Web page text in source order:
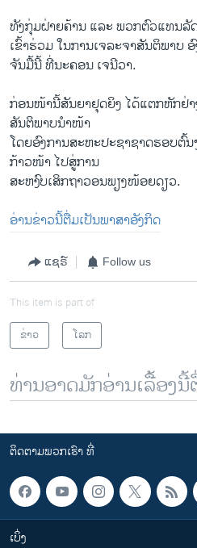
ທັງກຸ່ມຝ່າຍຄ້ານ ແລະ ພວກຕົວແທນລັ
ເຂົ້າຮ່ວມ ໃນການເຈລະຈາສັນຕິພາບ
ຈັນມື້ນີ້ ທີ່ນະຄອນ ເຈນີວາ.
ກ່ອນໜ້ານີ້ສັນຍາຢຸດຍິງ ໄດ້ແຕກຫັກຢ່າ
ສັນຕິພາບນຳໜ້າ
ໂດຍອົງການສະຫະປະຊາຊາດຮອບຕົ້
ກ້າວໜ້າ ໄປສູ່ການ
ສະຫງົບເສິກຖາວອນພຽງໜ້ອຍດຽວ.
ອ່ານຂ່າວນີ້ຕື່ມເປັນພາສາອັງກິດ
ແຊຣ໌ Follow us
This item is part of
ຂ່າວ
ໂລກ
ທ່ານອາດມັກອ່ານເລື້ອງນີ້
ຕິດຕາມພວກເຮົາ ທີ່
ເບິ່ງ